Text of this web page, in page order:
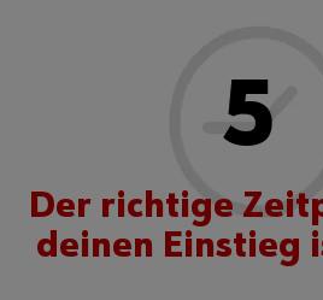
5
Der richtige
deinen Einstieg